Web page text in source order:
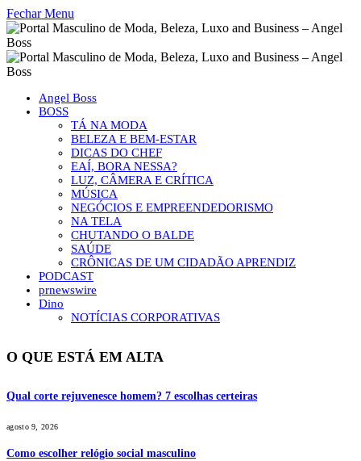
Fechar Menu
Angel Boss
BOSS
TÁ NA MODA
BELEZA E BEM-ESTAR
DICAS DO CHEF
EAÍ, BORA NESSA?
LUZ, CÂMERA E CRÍTICA
MÚSICA
NEGÓCIOS E EMPREENDEDORISMO
NA TELA
CHUTANDO O BALDE
SAÚDE
CRÔNICAS DE UM CIDADÃO APRENDIZ
PODCAST
prnewswire
Dino
NOTÍCIAS CORPORATIVAS
O QUE ESTÁ EM ALTA
Qual corte rejuvenesce homem? 7 escolhas certeiras
agosto 9, 2026
Como escolher relógio social masculino